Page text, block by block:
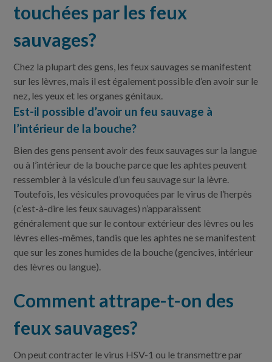
touchées par les feux
sauvages?
Chez la plupart des gens, les feux sauvages se manifestent
sur les lèvres, mais il est également possible d’en avoir sur le
nez, les yeux et les organes génitaux.
Est-il possible d’avoir un feu sauvage à
l’intérieur de la bouche?
Bien des gens pensent avoir des feux sauvages sur la langue
ou à l’intérieur de la bouche parce que les aphtes peuvent
ressembler à la vésicule d’un feu sauvage sur la lèvre.
Toutefois, les vésicules provoquées par le virus de l’herpès
(c’est-à-dire les feux sauvages) n’apparaissent
généralement que sur le contour extérieur des lèvres ou les
lèvres elles-mêmes, tandis que les aphtes ne se manifestent
que sur les zones humides de la bouche (gencives, intérieur
des lèvres ou langue).
Comment attrape-t-on des
feux sauvages?
On peut contracter le virus HSV-1 ou le transmettre par